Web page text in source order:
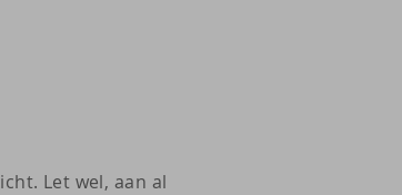
Let wel, aan al